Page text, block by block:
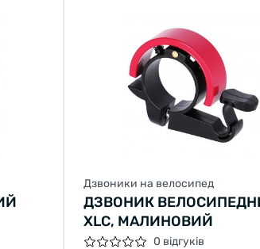
Дзвоники на велосипед
ДЗВОНИК
XLC, МАЛИНОВИЙ
0 відгуків